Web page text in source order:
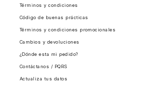
Términos y condiciones
Código de buenas prácticas
Términos y condiciones promocionales
Cambios y devoluciones
¿Dónde esta mi pedido?
Contáctanos / PQRS
Actualiza tus datos